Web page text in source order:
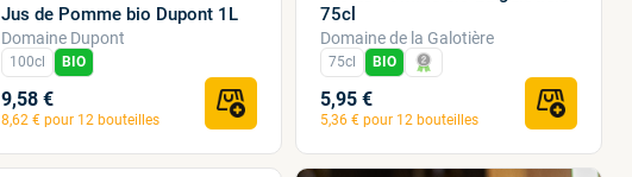
Jus de Pomme bio Dupont 1L
Domaine Dupont
100cl BIO
9,58 €
8,62 € pour 12 bouteilles
75cl
Domaine de la Galotière
75cl BIO
5,95 €
5,36 € pour 12 bouteilles